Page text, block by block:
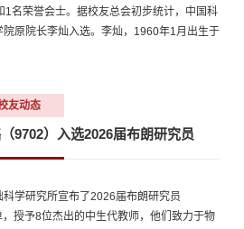
1名荣誉会士。据校友总会初步统计，中国科
原院长李灿入选。李灿，1960年1月出生于
筹）主任，催化基础国家重点实验室主任，
友动态
9702）入选2026届布朗研究员
学研究所宣布了2026届布朗研究员
，授予8位杰出的中生代教师，他们致力于物